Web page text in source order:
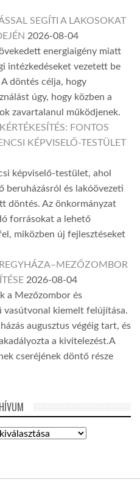
SEGÍTI A LAKOSOKAT
2026-08-04
energiaigény miatt
intézkedéseket vezetett be
döntés célja, hogy
úgy, hogy közben a
zavartalanul működjenek.
FONTOS
KÉPVISELŐ-TESTÜLET
képviselő-testület, ahol
beruházásról és lakóövezeti
döntés. Az önkormányzat
forrásokat a lehető
miközben új fejlesztéseket
2026-08-04
a Mezőzombor és
vasútvonal kiemelt felújítása.
augusztus végéig tart, és
a kivitelezést.A
cseréjének döntő része